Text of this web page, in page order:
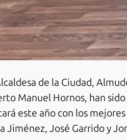
de la Ciudad,
Manuel Hornos, han
este año con los
Jiménez, José Garrido y